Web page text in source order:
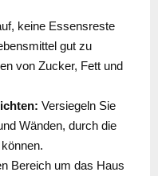
keine Essensreste
gut zu
von Zucker, Fett und
Versiegeln Sie
Wänden, durch die
Bereich um das Haus